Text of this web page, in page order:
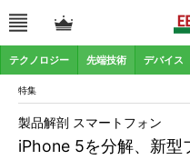
テクノロジー 先端技術 デバイス
特集
iPhone 5を分解、新型
製品解剖 スマートフォン